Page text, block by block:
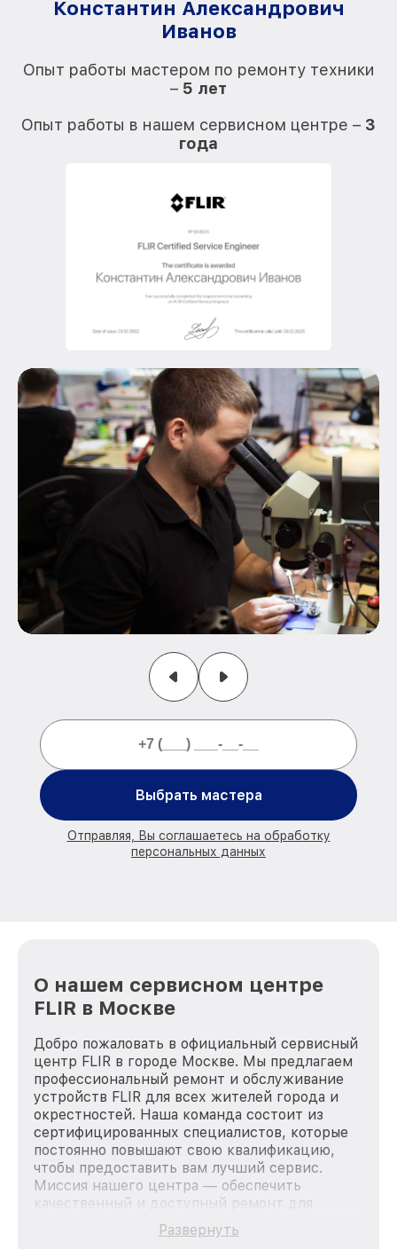
Константин Александрович
Иванов
Опыт работы мастером по ремонту техники
– 5 лет
Опыт работы в нашем сервисном центре – 3
года
Выбрать мастера
Отправляя, Вы соглашаетесь на обработку
персональных данных
О нашем сервисном центре
FLIR в Москве
Добро пожаловать в официальный сервисный
центр FLIR в городе Москве. Мы предлагаем
профессиональный ремонт и обслуживание
устройств FLIR для всех жителей города и
окрестностей. Наша команда состоит из
сертифицированных специалистов, которые
постоянно повышают свою квалификацию,
чтобы предоставить вам лучший сервис.
Миссия нашего центра — обеспечить
качественный и доступный ремонт для
каждого пользователя продукции FLIR, вне
зависимости от сложности поломки. Мы
Развернуть